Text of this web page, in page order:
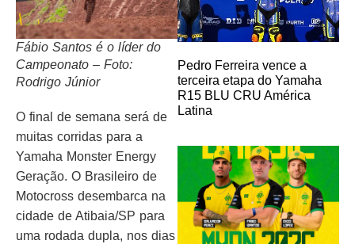
Fábio Santos é o líder do
Campeonato – Foto:
Rodrigo Júnior
O final de semana será de
muitas corridas para a
Yamaha Monster Energy
Geração. O Brasileiro de
Motocross desembarca na
cidade de Atibaia/SP para
uma rodada dupla, nos dias
Pedro Ferreira vence a
terceira etapa do Yamaha
R15 BLU CRU América
Latina